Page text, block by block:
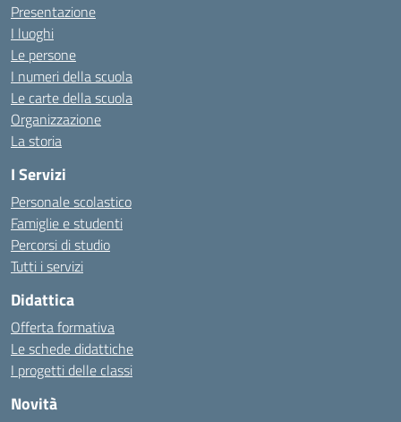
Presentazione
I luoghi
Le persone
I numeri della scuola
Le carte della scuola
Organizzazione
La storia
I Servizi
Personale scolastico
Famiglie e studenti
Percorsi di studio
Tutti i servizi
Didattica
Offerta formativa
Le schede didattiche
I progetti delle classi
Novità